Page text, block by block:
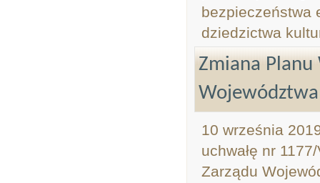
bezpieczeństwa
dziedzictwa
Zmiana Planu
10 września
uchwałę nr
Zarządu